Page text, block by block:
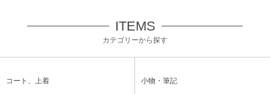
ITEMS
カテゴリーから探す
コート、上着 小物・筆記